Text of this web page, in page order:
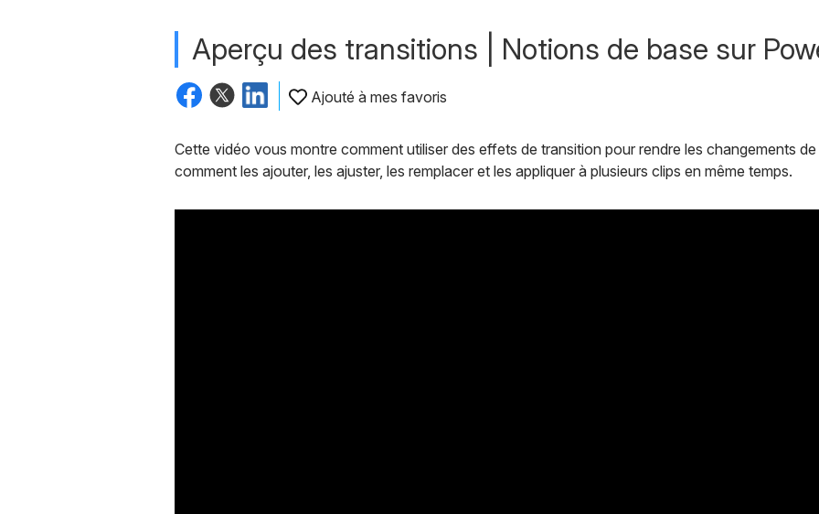
Aperçu des transitions | Notions de base sur
Ajouté à mes favoris
Cette vidéo vous montre comment utiliser des effets de transition pour rendre les changements
comment les ajouter, les ajuster, les remplacer et les appliquer à plusieurs clips en même temps.